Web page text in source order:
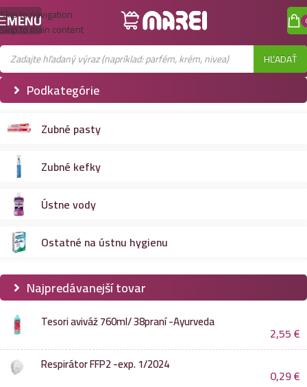
Skip to navigation
Skip to main content
MENU
HĽADAŤ
Podkategórie
Zubné pasty
Zubné kefky
Ústne vody
Ostatné na ústnu hygienu
Najpredávanejší tovar
Tesori aviváž 760ml/ 38praní -Ayurveda
2,55€
Respirátor FFP2 -exp. 1/2024
0,29€